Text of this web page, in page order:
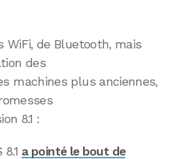
WiFi, de Bluetooth, mais
des
machines plus anciennes,
8.1 :
a pointé le bout de